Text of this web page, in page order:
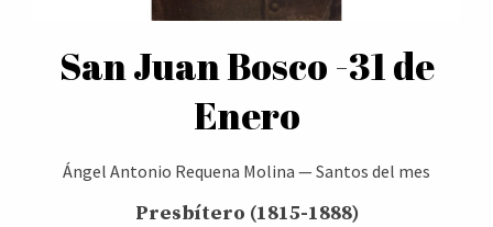
San Juan Bosco -31 de
Enero
Ángel Antonio Requena Molina —Santos del mes
Presbítero (1815-1888)